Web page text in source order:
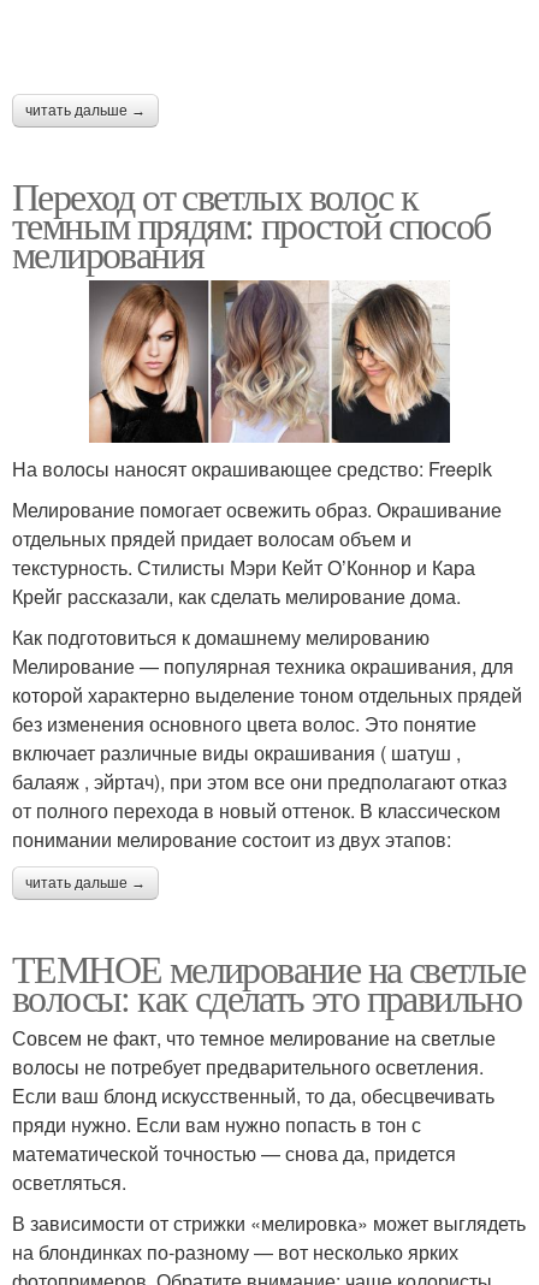
Оттенок для светлого
Осложнения при
светлом мелировании
волос
Крупное мелирование Мелкое мелирование
Цветное мелирование
Волосы в домашних
условиях
Противоположное
мелирование
Одноразовое
мелирование
Мелирование с
помощью
Тёмный волос
Обратное мелирование
Мелирование для
светлых локонов
Русые волосы
Волос при обратной
читать дальше →
Переход от светлых волос к
темным прядям: простой способ
мелирования
На волосы наносят окрашивающее средство: Freepik
Мелирование помогает освежить образ. Окрашивание
отдельных прядей придает волосам объем и
текстурность. Стилисты Мэри Кейт О’Коннор и Кара
Крейг рассказали, как сделать мелирование дома.
Как подготовиться к домашнему мелированию
Мелирование — популярная техника окрашивания, для
которой характерно выделение тоном отдельных прядей
без изменения основного цвета волос. Это понятие
включает различные виды окрашивания ( шатуш ,
балаяж , эйртач), при этом все они предполагают отказ
от полного перехода в новый оттенок. В классическом
понимании мелирование состоит из двух этапов:
читать дальше →
ТЕМНОЕ мелирование на светлые
волосы: как сделать это правильно
Совсем не факт, что темное мелирование на светлые
волосы не потребует предварительного осветления.
Если ваш блонд искусственный, то да, обесцвечивать
пряди нужно. Если вам нужно попасть в тон с
математической точностью — снова да, придется
осветляться.
В зависимости от стрижки «мелировка» может выглядеть
на блондинках по-разному — вот несколько ярких